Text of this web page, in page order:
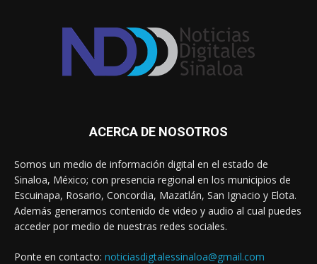
ACERCA DE NOSOTROS
Somos un medio de información digital en el estado de
Sinaloa, México; con presencia regional en los municipios de
Escuinapa, Rosario, Concordia, Mazatlán, San Ignacio y Elota.
Además generamos contenido de video y audio al cual puedes
acceder por medio de nuestras redes sociales.
Ponte en contacto: noticiasdigtalessinaloa@gmail.com